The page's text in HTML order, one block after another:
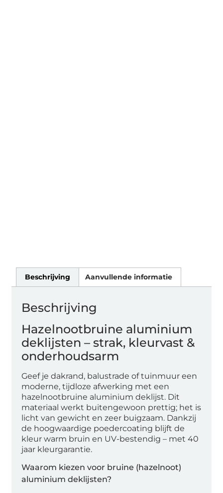
Beschrijving Aanvullende informatie
Beschrijving
Hazelnootbruine aluminium
deklijsten – strak, kleurvast &
onderhoudsarm
Geef je dakrand, balustrade of tuinmuur een
moderne, tijdloze afwerking met een
hazelnootbruine aluminium deklijst. Dit
materiaal werkt buitengewoon prettig; het is
licht van gewicht en zeer buigzaam. Dankzij
de hoogwaardige poedercoating blijft de
kleur warm bruin en UV-bestendig – met 40
jaar kleurgarantie.
Waarom kiezen voor bruine (hazelnoot)
aluminium deklijsten?